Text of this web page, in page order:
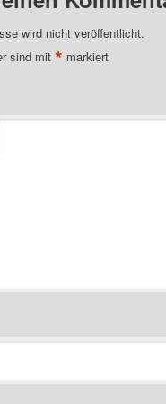
wird nicht veröffentlicht.
sind mit* markiert